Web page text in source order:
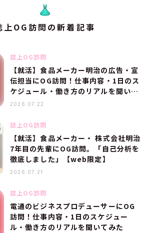
上OG訪問の新着記事
誌上OG訪問
【就活】食品メーカー明治の広告・宣
伝担当にOG訪問！仕事内容・1日のス
ケジュール・働き方のリアルを聞いて
みた
2026.07.22
誌上OG訪問
【就活】食品メーカー・ 株式会社明治
7年目の先輩にOG訪問。「自己分析を
徹底しました」【web限定】
2026.07.21
誌上OG訪問
電通のビジネスプロデューサーにOG
訪問！仕事内容・1日のスケジュー
ル・働き方のリアルを聞いてみた